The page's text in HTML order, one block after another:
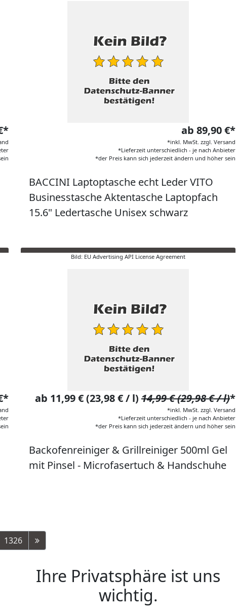
ab 89,90 €*
*inkl. MwSt. zzgl. Versand
*Lieferzeit unterschiedlich - je nach Anbieter
*der Preis kann sich jederzeit ändern und höher sein
BACCINI Laptoptasche echt Leder VITO
Businesstasche Aktentasche Laptopfach
15.6" Ledertasche Unisex schwarz
Bild: EU Advertising API License Agreement
ab 11,99 € (23,98 € / l) 14,99 € (29,98 € / l)*
*inkl. MwSt. zzgl. Versand
*Lieferzeit unterschiedlich - je nach Anbieter
*der Preis kann sich jederzeit ändern und höher sein
Backofenreiniger & Grillreiniger 500ml Gel
mit Pinsel - Microfasertuch & Handschuhe
1326
Ihre Privatsphäre ist uns
wichtig.